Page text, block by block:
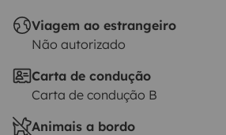
Viagem ao estrangeiro
Não autorizado
Carta de condução
Carta de condução B
Animais a bordo